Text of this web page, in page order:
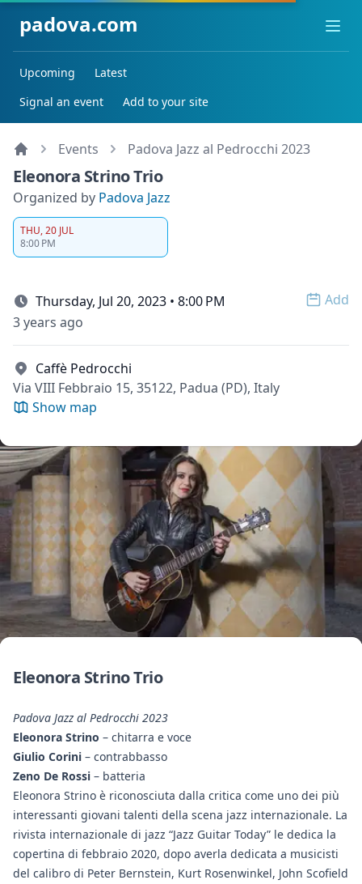
padova.com
Upcoming
Latest
Signal an event
Add to your site
Events Padova Jazz al Pedrocchi 2023
Eleonora Strino Trio
Organized by Padova Jazz
THU, 20 JUL
8:00 PM
Thursday, Jul 20, 2023 • 8:00 PM
Add
3 years ago
Caffè Pedrocchi
Via VIII Febbraio 15, 35122, Padua (PD), Italy
Show map
Eleonora Strino Trio
Padova Jazz al Pedrocchi 2023
Eleonora Strino – chitarra e voce
Giulio Corini – contrabbasso
Zeno De Rossi – batteria
Eleonora Strino è riconosciuta dalla critica come uno dei più
interessanti giovani talenti della scena jazz internazionale. La
rivista internazionale di jazz “Jazz Guitar Today” le dedica la
copertina di febbraio 2020, dopo averla dedicata a musicisti
del calibro di Peter Bernstein, Kurt Rosenwinkel, John Scofield